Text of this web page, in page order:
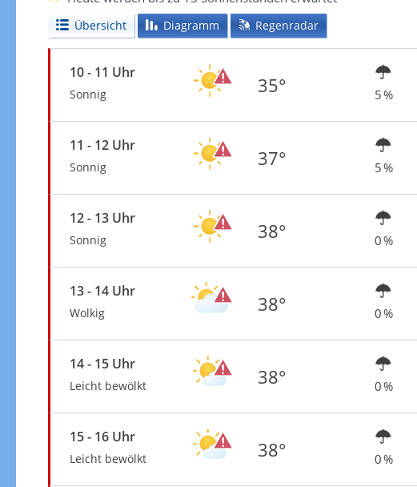
Übersicht Diagramm Regenradar
10 - 11 Uhr
Sonnig 35° 5 %
11 - 12 Uhr
Sonnig 37° 5 %
12 - 13 Uhr
Sonnig 38° 0 %
13 - 14 Uhr
Wolkig 38° 0 %
14 - 15 Uhr
Leicht bewölkt 38° 0 %
15 - 16 Uhr
Leicht bewölkt 38° 0 %